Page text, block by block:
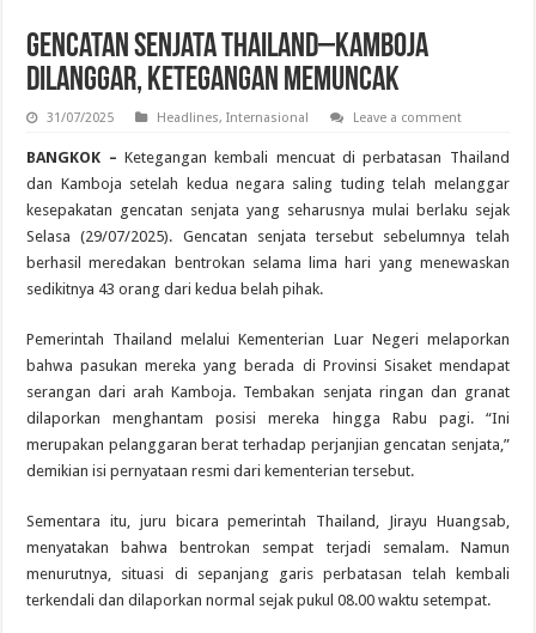
Gencatan Senjata Thailand–Kamboja
Dilanggar, Ketegangan Memuncak
31/07/2025 Headlines,Internasional Leave a comment
BANGKOK – Ketegangan kembali mencuat di perbatasan Thailand
dan Kamboja setelah kedua negara saling tuding telah melanggar
kesepakatan gencatan senjata yang seharusnya mulai berlaku sejak
Selasa (29/07/2025). Gencatan senjata tersebut sebelumnya telah
berhasil meredakan bentrokan selama lima hari yang menewaskan
sedikitnya 43 orang dari kedua belah pihak.
Pemerintah Thailand melalui Kementerian Luar Negeri melaporkan
bahwa pasukan mereka yang berada di Provinsi Sisaket mendapat
serangan dari arah Kamboja. Tembakan senjata ringan dan granat
dilaporkan menghantam posisi mereka hingga Rabu pagi. “Ini
merupakan pelanggaran berat terhadap perjanjian gencatan senjata,”
demikian isi pernyataan resmi dari kementerian tersebut.
Sementara itu, juru bicara pemerintah Thailand, Jirayu Huangsab,
menyatakan bahwa bentrokan sempat terjadi semalam. Namun
menurutnya, situasi di sepanjang garis perbatasan telah kembali
terkendali dan dilaporkan normal sejak pukul 08.00 waktu setempat.